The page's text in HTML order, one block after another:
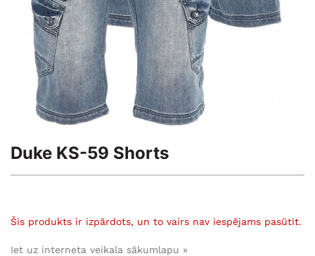
Duke KS-59 Shorts
Šis produkts ir izpārdots, un to vairs nav iespējams pasūtīt.
Iet uz interneta veikala sākumlapu »